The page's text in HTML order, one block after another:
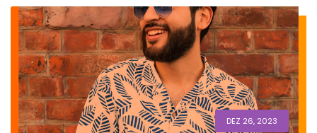
DEZ 26, 2023